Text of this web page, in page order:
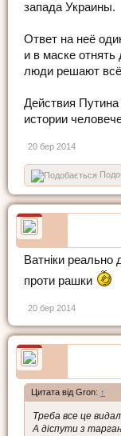
запада Украины.
Ответ на неё
и в маске
люди решают всё
Действия
истории
20 бер 2014
Ватніки реально
проти рашки
20 бер 2014
Цитата від Gron: ↑
Треба все це
А діспути з